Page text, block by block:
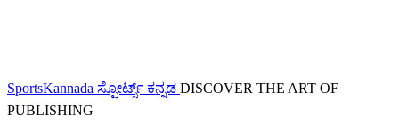
SportsKannada ಸ್ಪೋರ್ಟ್ಸ್ ಕನ್ನಡ DISCOVER THE ART OF
PUBLISHING